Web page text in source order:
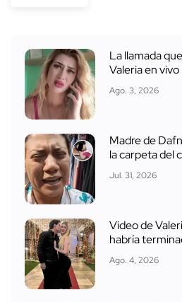
La llamada
Valeria en vivo
Ago. 3, 2026
Madre de
la carpeta del
Jul. 31, 2026
Video de
habría
Ago. 4, 2026